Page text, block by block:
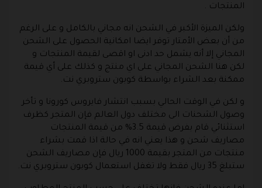
المنتجات .
ولكن الميزة الأكبر في الشحن انه مجاني بالكامل و على الرغم
من أن بعض الأمتار توفر ايضا امكانية الحصول على الشحن
المجاني إلا أنه يشمل حد ادنى او اقصى لقيمة المنتجات و
لكن هنا الشحن المجاني على اي منتج و كذلك على أي قيمة
ممكنة بعد الشراء بواسطة كوبون ستروبري نت.
و لكن في الوقت الحالي بسبب انتشار فايروس كورونا و تأخر
وصول الشحنات الى مختلف دول العالم فإن المتجر كظرف
استثنائي قام بفرض قيمة 3.5% من قيمة المنتجات
مصاريف شحن و هذا يعني انه في حالة اذا قمت بشراء
منتجات من المتجر بقيمة 1000 ريال فإن مصاريف الشحن
ستبلغ 35 ريال فقط ولا تغفل استعمال كوبون ستروبري نت.